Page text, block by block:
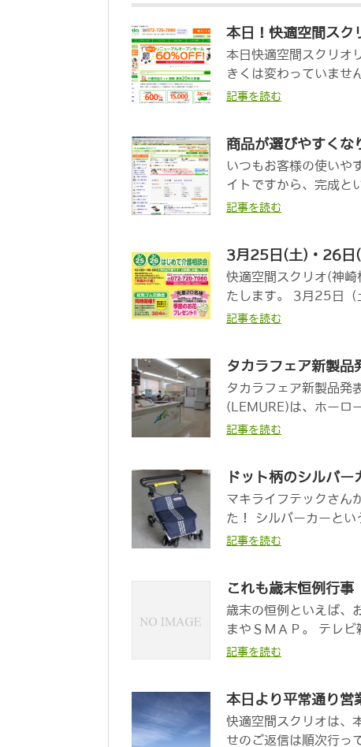
本日！快適空間スク
本日快適空間スクリオ
きくは変わっていませ
記事を読む
商品が選びやすくな
いつもお客様の使いや
イトですから、完成と
記事を読む
3月25日(土)・26日(
快適空間スクリオ(神
たします。 3月25日（
記事を読む
タカラフェア新製品
タカラフェア新製品発
(LEMURE)は、ホーロ
記事を読む
ドット柄のシルバー
マキライフテックさん
た！ シルバーカーとい
記事を読む
これも歳末恒例行事
歳末の恒例といえば、
まやＳＭＡＰ。 テレ
記事を読む
本日より平常通り営
快適空間スクリオは、
せのご返信は順次行っ